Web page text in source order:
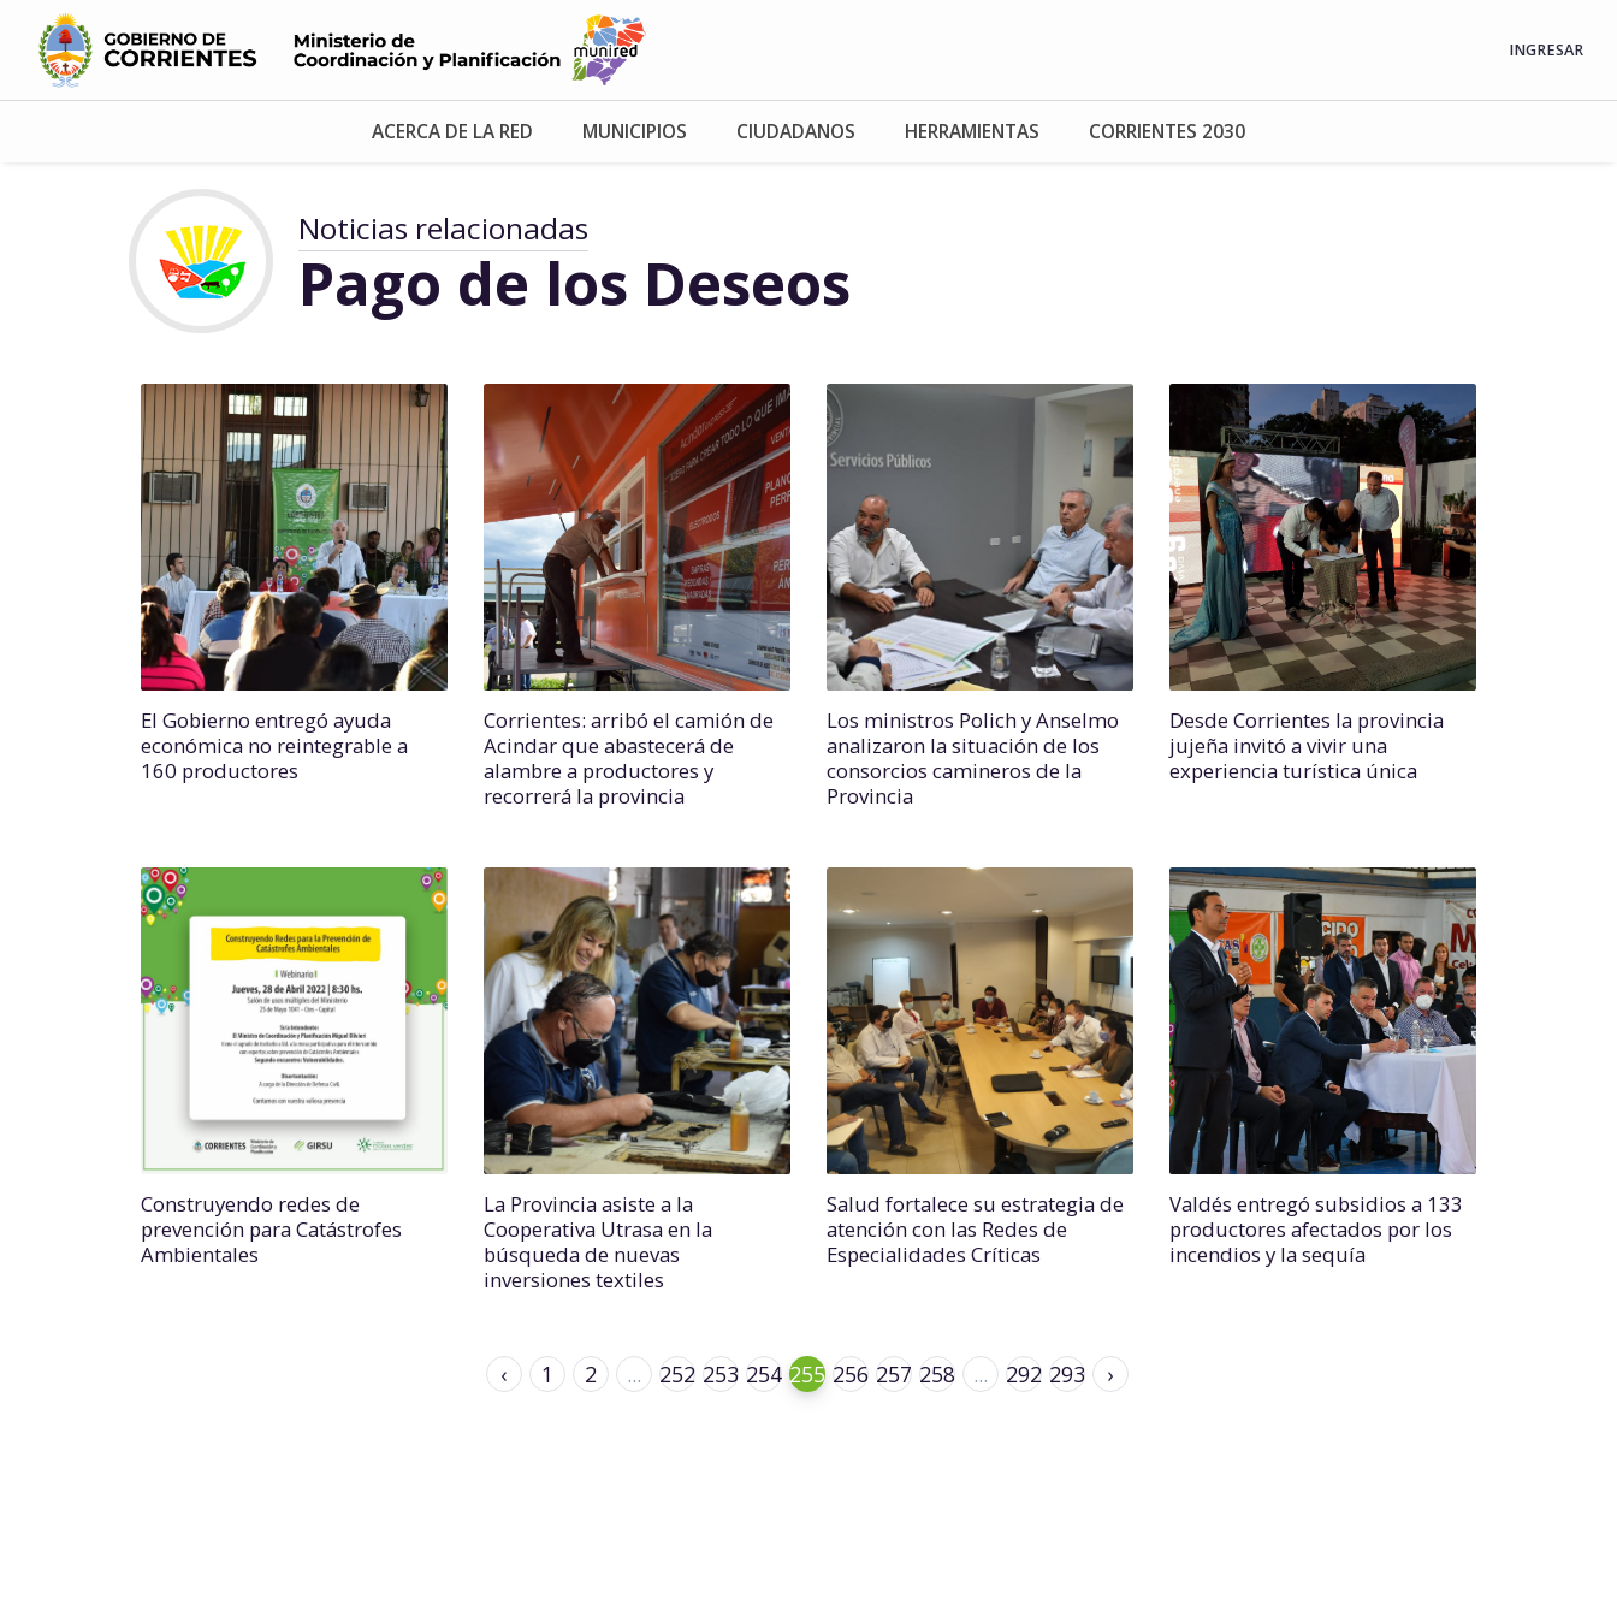
INGRESAR
ACERCA DE LA RED MUNICIPIOS CIUDADANOS HERRAMIENTAS CORRIENTES 2030
Noticias relacionadas
Pago de los Deseos
El Gobierno entregó ayuda
económica no reintegrable a
160 productores
Corrientes: arribó el camión de
Acindar que abastecerá de
alambre a productores y
recorrerá la provincia
Los ministros Polich y Anselmo
analizaron la situación de los
consorcios camineros de la
Provincia
Desde Corrientes la provincia
jujeña invitó a vivir una
experiencia turística única
Construyendo redes de
prevención para Catástrofes
Ambientales
La Provincia asiste a la
Cooperativa Utrasa en la
búsqueda de nuevas
inversiones textiles
Salud fortalece su estrategia de
atención con las Redes de
Especialidades Críticas
Valdés entregó subsidios a 133
productores afectados por los
incendios y la sequía
‹ 1 2 ... 252 253 254 255 256 257 258 ... 292 293 ›